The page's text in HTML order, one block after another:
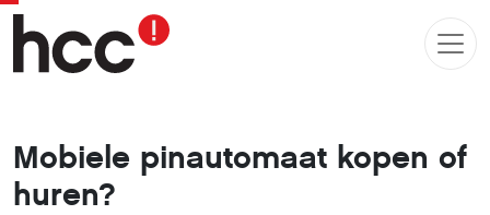
Mobiele pinautomaat kopen of
huren?